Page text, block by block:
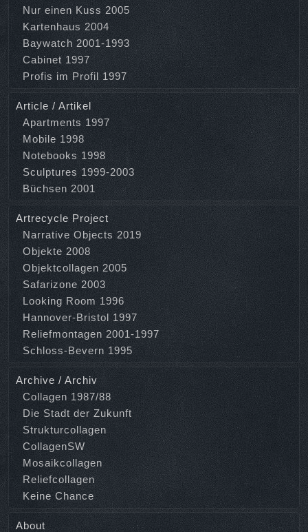
Nur einen Kuss 2005
Kartenhaus 2004
Baywatch 2001-1993
Cabinet 1997
Profis im Profil 1997
Article / Artikel
Apartments 1997
Mobile 1998
Notebooks 1998
Sculptures 1999-2003
Büchsen 2001
Artrecycle Project
Narrative Objects 2019
Objekte 2008
Objektcollagen 2005
Safarizone 2003
Looking Room 1996
Hannover-Bristol 1997
Reliefmontagen 2001-1997
Schloss-Bevern 1995
Archive / Archiv
Collagen 1987/88
Die Stadt der Zukunft
Strukturcollagen
CollagenSW
Mosaikcollagen
Reliefcollagen
Keine Chance
About